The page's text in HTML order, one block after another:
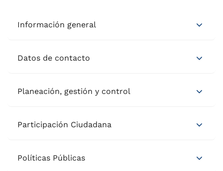
Información general
Datos de contacto
Planeación, gestión y control
Participación Ciudadana
Políticas Públicas